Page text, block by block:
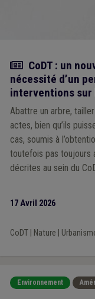
Actualité
CoDT : un
nécessité d’un
interventions sur
Abattre un arbre,
actes, bien qu’ils
cas, soumis à
toutefois pas toujours
décrites au sein du
17 Avril 2026
CoDT| Nature
Environnement